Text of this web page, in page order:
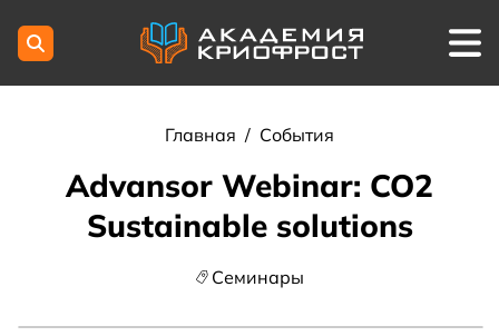
Главная / События
Advansor Webinar: CO2
Sustainable solutions
Семинары